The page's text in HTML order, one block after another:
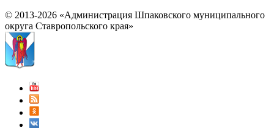
© 2013-2026 «Администрация Шпаковского муниципального
округа Ставропольского края»